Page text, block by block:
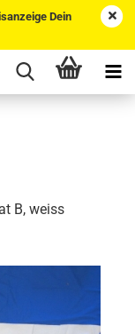
Dein
B, weiss